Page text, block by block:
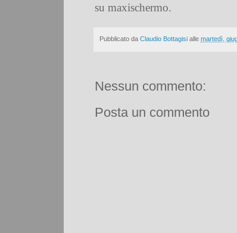
su maxischermo.
Pubblicato da Claudio Bottagisi alle martedì,
Nessun commento:
Posta un commento